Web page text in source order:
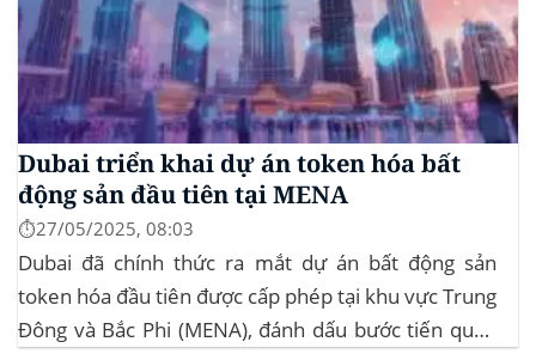
Dubai triển khai dự án token hóa bất
động sản đầu tiên tại MENA
⏱️27/05/2025, 08:03
Dubai đã chính thức ra mắt dự án bất động sản
token hóa đầu tiên được cấp phép tại khu vực Trung
Đông và Bắc Phi (MENA), đánh dấu bước tiến quan